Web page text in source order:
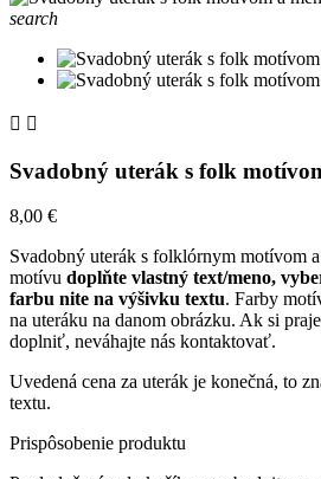
search
 
Svadobný uterák s folk
8,00 €
Svadobný uterák s folklórnym motívom
motívu doplňte vlastný text/meno,
farbu nite na výšivku textu. Farby
na uteráku na danom obrázku. Ak si
doplniť, neváhajte nás kontaktovať.
Uvedená cena za uterák je konečná, to
textu.
Prispôsobenie produktu